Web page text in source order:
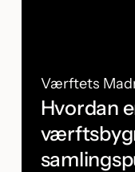
Værftets
Hvordan